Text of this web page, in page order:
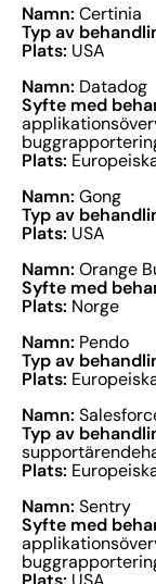
Namn: Certinia
Typ av
Plats: USA
Namn: Datadog
Syfte med
Plats:
Namn: Gong
Typ av
Plats: USA
Namn: Orange
Syfte med
Plats: Norge
Namn: Pendo
Typ av
Plats:
Namn:
Typ av
Plats:
Namn: Sentry
Syfte med
Plats: